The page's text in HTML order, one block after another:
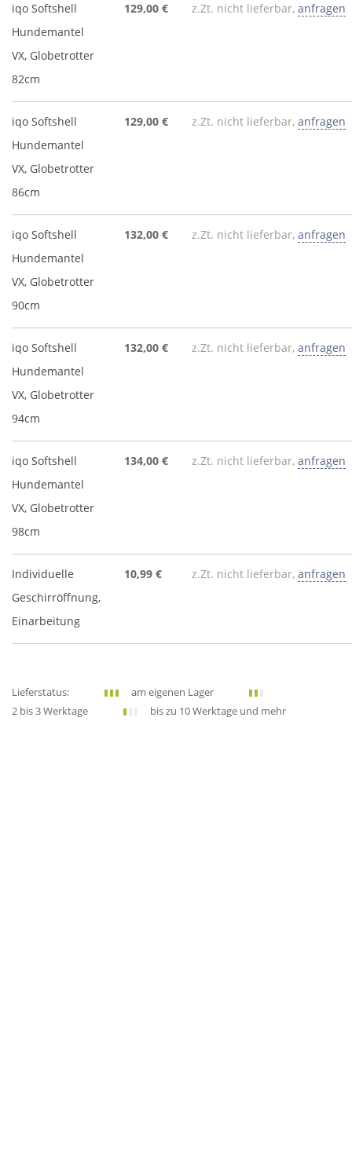
iqo Softshell
Hundemantel
VX, Globetrotter
82cm
129,00 € z.Zt. nicht lieferbar, anfragen
iqo Softshell
Hundemantel
VX, Globetrotter
86cm
129,00 € z.Zt. nicht lieferbar, anfragen
iqo Softshell
Hundemantel
VX, Globetrotter
90cm
132,00 € z.Zt. nicht lieferbar, anfragen
iqo Softshell
Hundemantel
VX, Globetrotter
94cm
132,00 € z.Zt. nicht lieferbar, anfragen
iqo Softshell
Hundemantel
VX, Globetrotter
98cm
134,00 € z.Zt. nicht lieferbar, anfragen
Individuelle
Geschirröffnung,
Einarbeitung
10,99 € z.Zt. nicht lieferbar, anfragen
Lieferstatus:
am eigenen Lager
2 bis 3 Werktage
bis zu 10 Werktage und mehr